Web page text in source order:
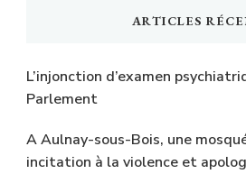
ARTICLES
L’injonction d’examen
Parlement
A Aulnay-sous-Bois, une
incitation à la violence et